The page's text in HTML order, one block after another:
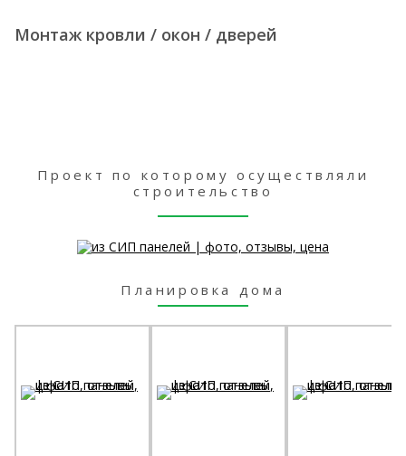
Монтаж кровли / окон / дверей
Проект по которому осуществляли
строительство
Планировка дома